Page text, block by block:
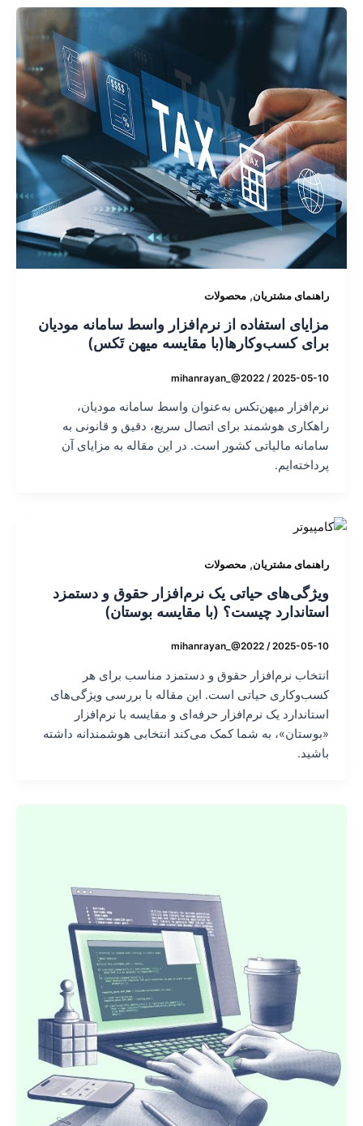
راهنمای مشتریان, محصولات
مزایای استفاده از نرم‌افزار واسط سامانه مودیان
برای کسب‌وکارها(با مقایسه میهن تَکس)
mihanrayan_@2022/2025-05-10
نرم‌افزار میهن‌تکس به‌عنوان واسط سامانه مودیان،
راهکاری هوشمند برای اتصال سریع، دقیق و قانونی به
سامانه مالیاتی کشور است. در این مقاله به مزایای آن
پرداخته‌ایم.
راهنمای مشتریان, محصولات
ویژگی‌های حیاتی یک نرم‌افزار حقوق و دستمزد
استاندارد چیست؟ (با مقایسه بوستان)
mihanrayan_@2022/2025-05-10
انتخاب نرم‌افزار حقوق و دستمزد مناسب برای هر
کسب‌وکاری حیاتی است. این مقاله با بررسی ویژگی‌های
استاندارد یک نرم‌افزار حرفه‌ای و مقایسه با نرم‌افزار
«بوستان»، به شما کمک می‌کند انتخابی هوشمندانه داشته
باشید.